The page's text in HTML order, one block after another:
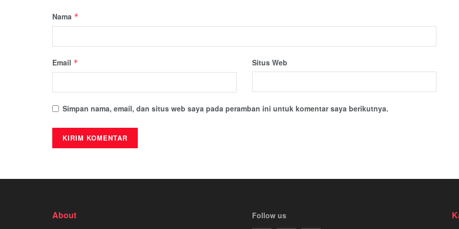
Nama *
Email * Situs Web
Simpan nama, email, dan situs web saya pada peramban ini untuk komentar saya berikutnya.
About Follow us